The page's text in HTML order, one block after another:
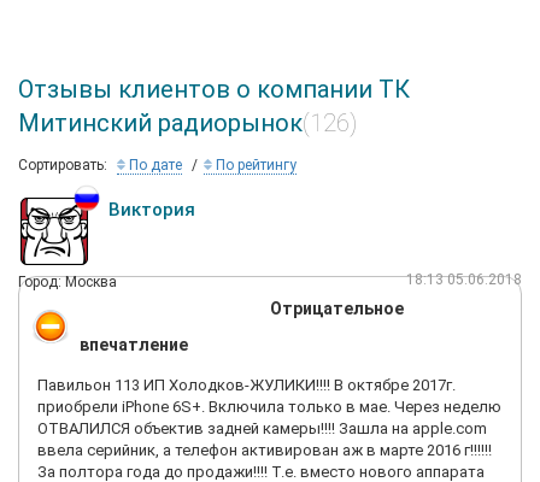
Отзывы клиентов о компании ТК
Митинский радиорынок(126)
Сортировать: По дате По рейтингу
Виктория
Город: Москва 18:13 05.06.2018
Отрицательное
впечатление
Павильон 113 ИП Холодков-ЖУЛИКИ!!!! В октябре 2017г.
приобрели iPhone 6S+. Включила только в мае. Через неделю
ОТВАЛИЛСЯ объектив задней камеры!!!! Зашла на apple.com
ввела серийник, а телефон активирован аж в марте 2016 г!!!!!!
За полтора года до продажи!!!! Т.е. вместо нового аппарата